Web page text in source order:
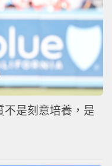
不是刻意培養，是